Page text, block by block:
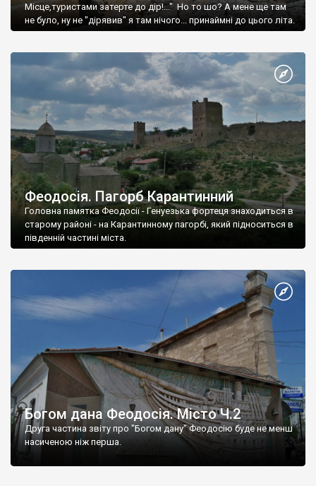
Місце,туристами затерте до дір!..." Но то шо? А мене ще там
не було, ну не "дірявив" я там нічого... принаймні до цього літа.
Феодосія. Пагорб Карантинний
Головна памятка Феодосії - Генуезька фортеця знаходиться в
старому районі - на Карантинному пагорбі, який підноситься в
південній частині міста.
Богом дана Феодосія. Місто Ч.2
Друга частина звіту про "Богом дану" Феодосію буде не менш
насиченою ніж перша.